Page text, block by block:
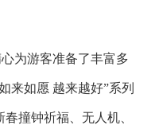
为游客准备了丰富多
来如愿 越来越好”系列
撞钟祈福、无人机、